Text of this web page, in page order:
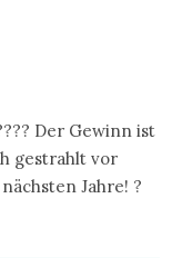
Der Gewinn ist
gestrahlt vor
Jahre! ?